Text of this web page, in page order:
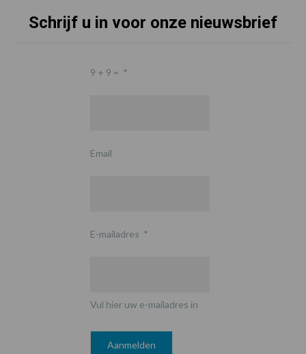
Schrijf u in voor onze nieuwsbrief
9 + 9 = *
Email
E-mailadres *
Vul hier uw e-mailadres in